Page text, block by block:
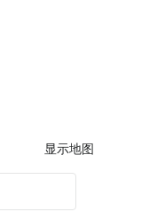
显示地图